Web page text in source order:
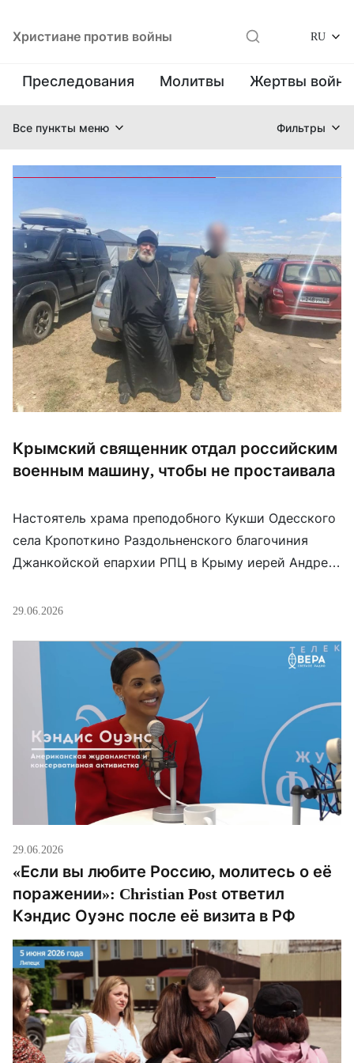
Христиане против войны RU
Преследования Молитвы Жертвы
Все пункты меню Фильтры
Крымский священник отдал российским
военным машину, чтобы не простаивала
Настоятель храма преподобного Кукши Одесского
села Кропоткино Раздольненского благочиния
Джанкойской епархии РПЦ в Крыму иерей Андрей
войскам, воюющим в Запорожской области
прицепом. Видимо, намекая на топливный кризис в
Крыму, священник заявил: «Техника должна
служить тем, кто сегодня находится на передовой,
а не простаивать без дела». […]
29.06.2026
29.06.2026
«Если вы любите Россию, молитесь о её
поражении»: Christian Post ответил
Кэндис Оуэнс после её визита в РФ